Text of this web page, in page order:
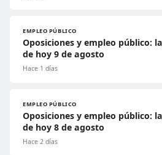
EMPLEO PÚBLICO
Oposiciones y empleo público:
de hoy 9 de agosto
Hace 1 días
EMPLEO PÚBLICO
Oposiciones y empleo público:
de hoy 8 de agosto
Hace 2 días